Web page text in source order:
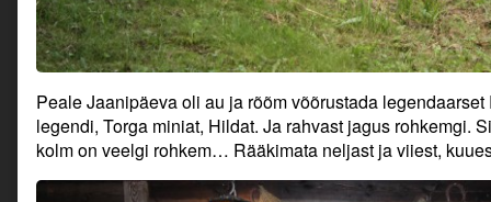
Peale Jaanipäeva oli au ja rõõm võõrustada
legendi, Torga miniat, Hildat. Ja rahvast jagus rohkemgi.
kolm on veelgi rohkem… Rääkimata neljast ja viiest,